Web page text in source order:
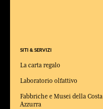
SITI & SERVIZI
La carta regalo
Laboratorio olfattivo
Fabbriche e Musei della Costa
Azzurra